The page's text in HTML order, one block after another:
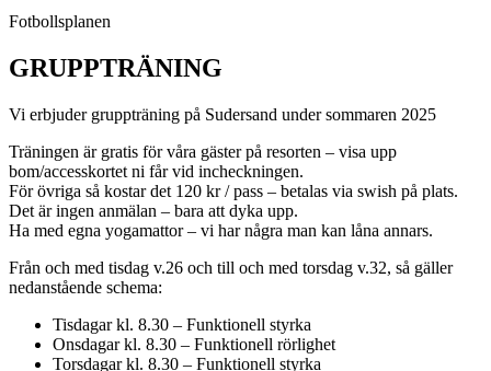
Fotbollsplanen
GRUPPTRÄNING
Vi erbjuder gruppträning på Sudersand under sommaren 2025
Träningen är gratis för våra gäster på resorten – visa upp
bom/accesskortet ni får vid incheckningen.
För övriga så kostar det 120 kr / pass – betalas via swish på plats.
Det är ingen anmälan – bara att dyka upp.
Ha med egna yogamattor – vi har några man kan låna annars.
Från och med tisdag v.26 och till och med torsdag v.32, så gäller
nedanstående schema:
Tisdagar kl. 8.30 – Funktionell styrka
Onsdagar kl. 8.30 – Funktionell rörlighet
Torsdagar kl. 8.30 – Funktionell styrka